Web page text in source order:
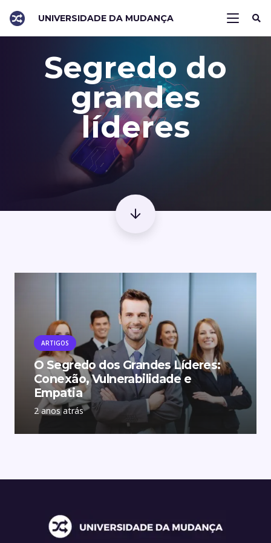
UNIVERSIDADE DA MUDANÇA
Segredo do
grandes
líderes
ARTIGOS
O Segredo dos Grandes Líderes:
Conexão, Vulnerabilidade e
Empatia
2 anos atrás